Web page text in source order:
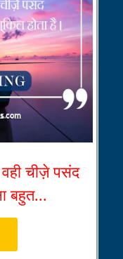
चीज़े पसंद
बहुत...